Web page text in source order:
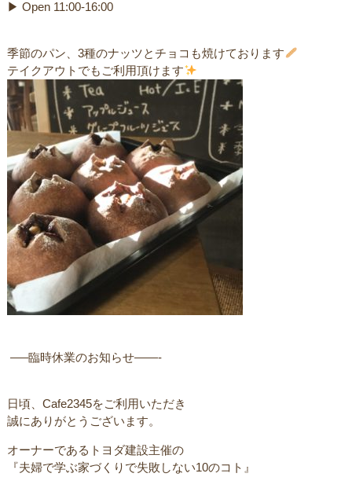
▶︎ Open 11:00-16:00
季節のパン、3種のナッツとチョコも焼けております
テイクアウトでもご利用頂けます
ㅤㅤ —–臨時休業のお知らせ——-
日頃、Cafe2345をご利用いただき
誠にありがとうございます。
オーナーであるトヨダ建設主催のㅤ
ㅤ『夫婦で学ぶ家づくりで失敗しない10のコト』